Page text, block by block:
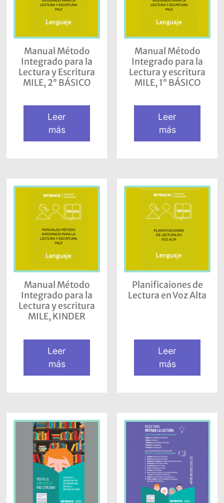
Manual Método
Integrado para la
Lectura y Escritura
MILE, 2° BÁSICO
Leer
más
Manual Método
Integrado para la
Lectura y escritura
MILE, 1° BÁSICO
Leer
más
Manual Método
Integrado para la
Lectura y escritura
MILE, KINDER
Leer
más
Planificaiones de
Lectura en Voz Alta
Leer
más